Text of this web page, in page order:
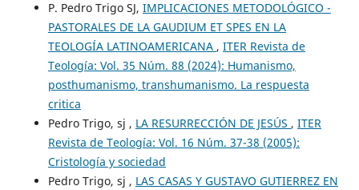
P. Pedro Trigo SJ, IMPLICACIONES METODOLÓGICO -
PASTORALES DE LA GAUDIUM ET SPES EN LA
TEOLOGÍA LATINOAMERICANA , ITER Revista de
Teología: Vol. 35 Núm. 88 (2024): Humanismo,
posthumanismo, transhumanismo. La respuesta
critica
Pedro Trigo, sj , LA RESURRECCIÓN DE JESÚS , ITER
Revista de Teología: Vol. 16 Núm. 37-38 (2005):
Cristología y sociedad
Pedro Trigo, sj , LAS CASAS Y GUSTAVO GUTIERREZ EN